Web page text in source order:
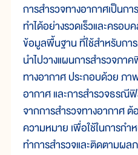
การสำรวจทางอากาศเป็นก
ทำได้อย่างรวดเร็วและครอ
ข้อมูลพื้นฐาน ที่ใช้สำหรับกา
นำไปวางแผนการสำรวจภา
ทางอากาศ ประกอบด้วย ภ
อากาศ และการสำรวจธรณี
จากการสำรวจทางอากาศ
ความหมาย เพื่อใช้ในการก
ทำการสำรวจและติดตามผ